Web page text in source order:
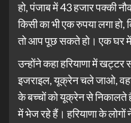
हो, पंजाब में 43 हजार पक्की
किसी का भी एक रुपया लगा हो,
तो आप पूछ सकते हो। एक घर में
उन्होंने कहा हरियाणा में
इजराइल, यूक्रेन चले जाओ,
के बच्चों को यूक्रेन से निकालते
में भेज रहे हैं। हरियाणा के लोगों ने